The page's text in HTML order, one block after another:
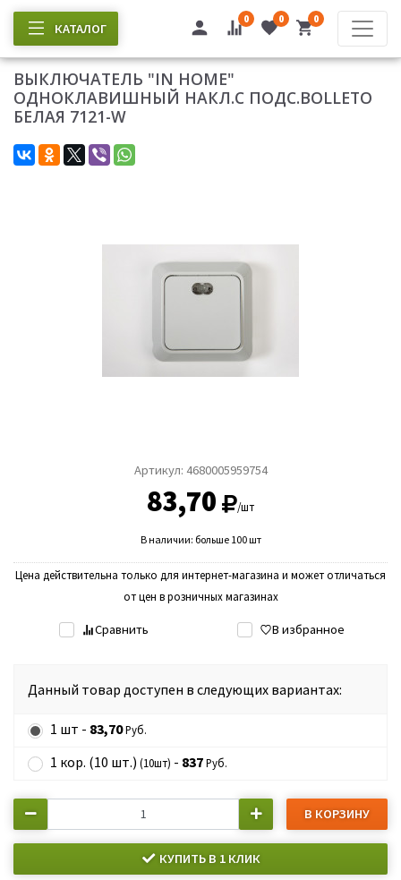
КАТАЛОГ
0 0 0
ВЫКЛЮЧАТЕЛЬ "IN HOME"
ОДНОКЛАВИШНЫЙ НАКЛ.С ПОДС.BOLLETO
БЕЛАЯ 7121-W
Артикул: 4680005959754
83,70 /шт
В наличии: больше 100 шт
Цена действительна только для интернет-магазина и может отличаться
от цен в розничных магазинах
Сравнить В избранное
Данный товар доступен в следующих вариантах:
1 шт - 83,70Руб.
1 кор. (10 шт.) (10шт) - 837Руб.
В КОРЗИНУ
КУПИТЬ В 1 КЛИК